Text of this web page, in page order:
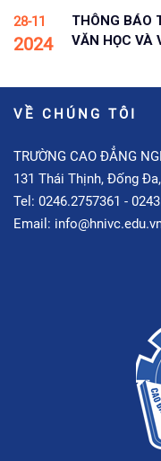
28-11
2024
THÔNG BÁO
VĂN HỌC VÀ
VỀ CHÚNG TÔI
TRƯỜNG CAO ĐẲNG
131 Thái Thịnh, Đống
Tel: 0246.2757361 -
Email: